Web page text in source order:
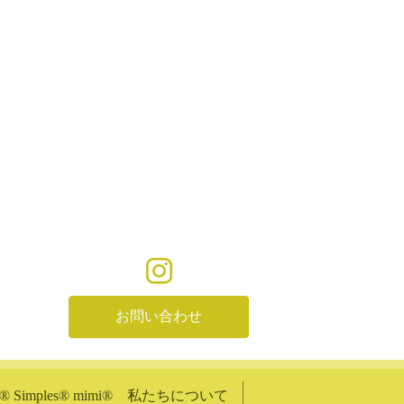
お問い合わせ
Simples®︎ mimi®︎ 私たちについて